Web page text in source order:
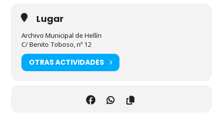
Lugar
Archivo Municipal de Hellín
C/ Benito Toboso, nº 12
OTRAS ACTIVIDADES